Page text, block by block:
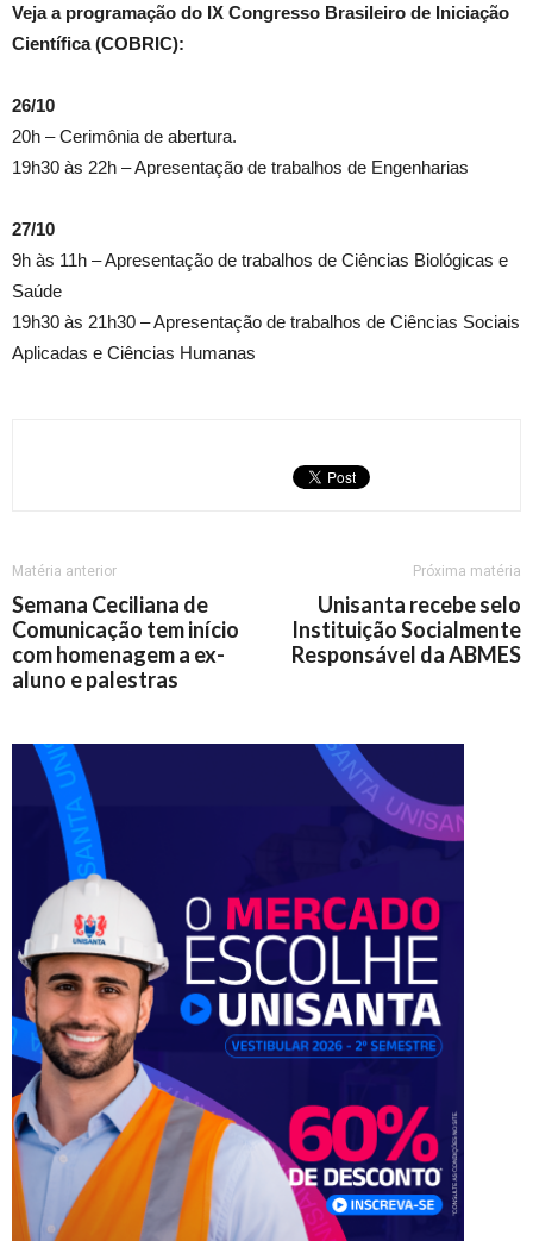
Veja a programação do IX Congresso Brasileiro de Iniciação
Científica (COBRIC):
26/10
20h – Cerimônia de abertura.
19h30 às 22h – Apresentação de trabalhos de Engenharias
27/10
9h às 11h – Apresentação de trabalhos de Ciências Biológicas e
Saúde
19h30 às 21h30 – Apresentação de trabalhos de Ciências Sociais
Aplicadas e Ciências Humanas
Matéria anterior
Semana Ceciliana de
Comunicação tem início
com homenagem a ex-
aluno e palestras
Próxima matéria
Unisanta recebe selo
Instituição Socialmente
Responsável da ABMES